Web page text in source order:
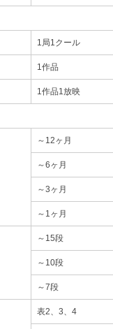
1局1クール
1作品
1作品1放映
～12ヶ月
～6ヶ月
～3ヶ月
～1ヶ月
～15段
～10段
～7段
表2、3、4